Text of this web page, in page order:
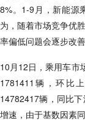
8%。1-9月，新能源
为，随着市场竞争优
率偏低问题会逐步改善
10月12日，乘用车市
1781411辆，环比
14782417辆，同比
增速，由于基数因素